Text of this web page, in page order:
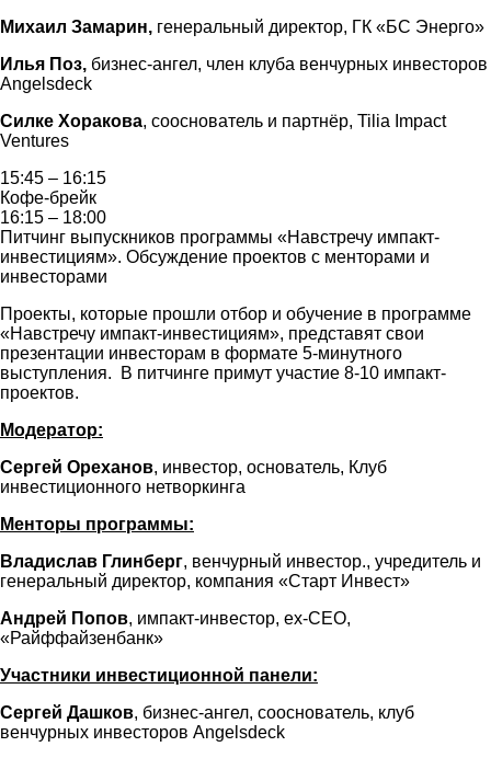
Михаил Замарин, генеральный директор, ГК «БС Энерго»
Илья Поз, бизнес-ангел, член клуба венчурных инвесторов
Angelsdeck
Силке Хоракова, сооснователь и партнёр, Tilia Impact
Ventures
15:45 – 16:15
Кофе-брейк
16:15 – 18:00
Питчинг выпускников программы «Навстречу импакт-
инвестициям». Обсуждение проектов с менторами и
инвесторами
Проекты, которые прошли отбор и обучение в программе
«Навстречу импакт-инвестициям», представят свои
презентации инвесторам в формате 5-минутного
выступления. В питчинге примут участие 8-10 импакт-
проектов.
Модератор:
Сергей Ореханов, инвестор, основатель, Клуб
инвестиционного нетворкинга
Менторы программы:
Владислав Глинберг, венчурный инвестор., учредитель и
генеральный директор, компания «Старт Инвест»
Андрей Попов, импакт-инвестор, ex-CЕO,
«Райффайзенбанк»
Участники инвестиционной панели:
Сергей Дашков, бизнес-ангел, сооснователь, клуб
венчурных инвесторов Angelsdeck